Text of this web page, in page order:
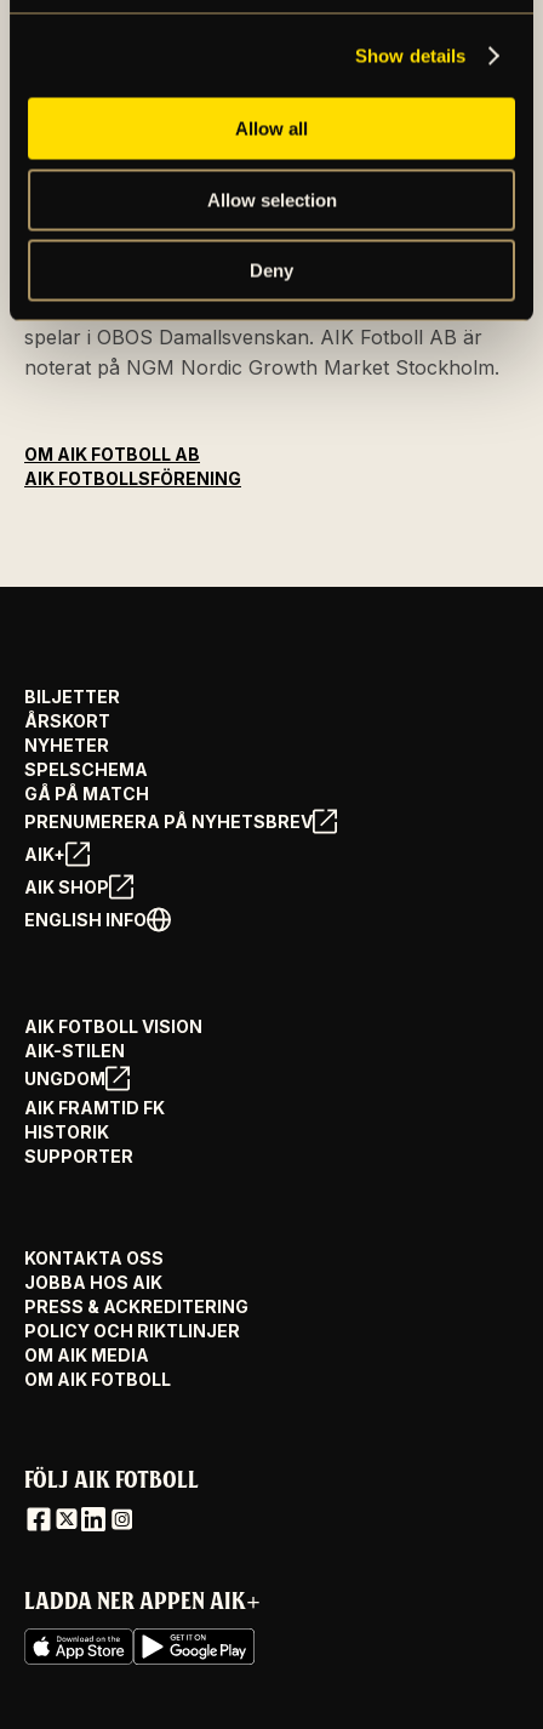
Show details
Allow all
Allow selection
Deny
AIK – SEDAN 1891
AIK Fotboll AB bedriver AIK Fotbollsförenings
elitfotbollsverksamhet genom ett herrlag och ett
damlag. Herrlaget spelar i Allsvenskan och damlaget
spelar i OBOS Damallsvenskan. AIK Fotboll AB är
noterat på NGM Nordic Growth Market Stockholm.
OM AIK FOTBOLL AB
AIK FOTBOLLSFÖRENING
BILJETTER
ÅRSKORT
NYHETER
SPELSCHEMA
GÅ PÅ MATCH
PRENUMERERA PÅ NYHETSBREV
AIK+
AIK SHOP
ENGLISH INFO
AIK FOTBOLL VISION
AIK-STILEN
UNGDOM
AIK FRAMTID FK
HISTORIK
SUPPORTER
KONTAKTA OSS
JOBBA HOS AIK
PRESS & ACKREDITERING
POLICY OCH RIKTLINJER
OM AIK MEDIA
OM AIK FOTBOLL
FÖLJ AIK FOTBOLL
LADDA NER APPEN AIK+